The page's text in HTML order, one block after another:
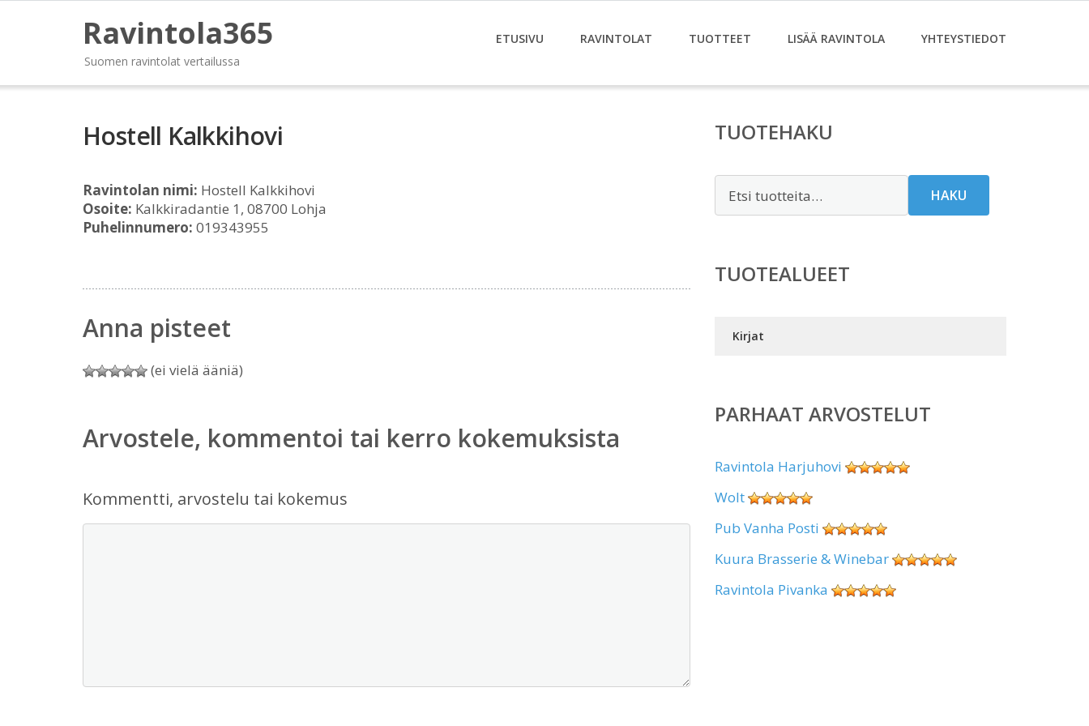
Ravintola365
Suomen ravintolat vertailussa
ETUSIVU RAVINTOLAT TUOTTEET LISÄÄ RAVINTOLA YHTEYSTIEDOT
Hostell Kalkkihovi
Ravintolan nimi: Hostell Kalkkihovi
Osoite: Kalkkiradantie 1, 08700 Lohja
Puhelinnumero: 019343955
Anna pisteet
(ei vielä ääniä)
Arvostele, kommentoi tai kerro kokemuksista
Kommentti, arvostelu tai kokemus
TUOTEHAKU
HAKU
TUOTEALUEET
Kirjat
PARHAAT ARVOSTELUT
Ravintola Harjuhovi
Wolt
Pub Vanha Posti
Kuura Brasserie & Winebar
Ravintola Pivanka